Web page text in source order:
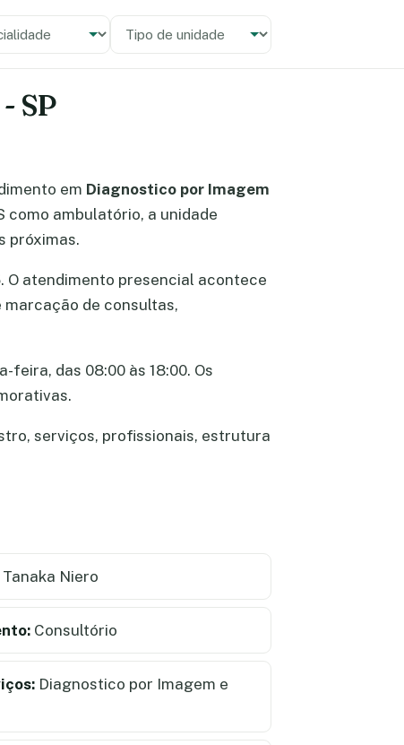
unidade
SP
em Diagnostico por Imagem
como ambulatório, a unidade
próximas.
. O atendimento presencial acontece
de consultas,
das 08:00 às 18:00. Os
serviços, profissionais, estrutura
Niero
Consultório
Diagnostico por Imagem e